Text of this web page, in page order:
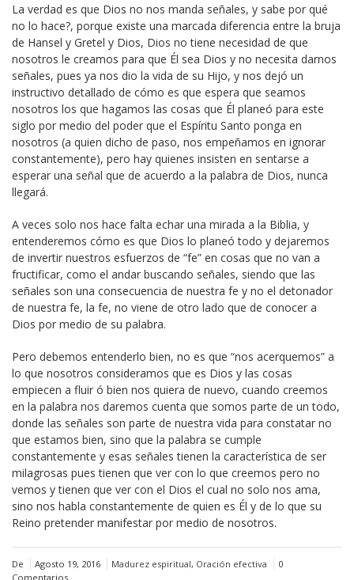
La verdad es que Dios no nos manda señales, y sabe por qué
no lo hace?, porque existe una marcada diferencia entre la bruja
de Hansel y Gretel y Dios, Dios no tiene necesidad de que
nosotros le creamos para que Él sea Dios y no necesita darnos
señales, pues ya nos dio la vida de su Hijo, y nos dejó un
instructivo detallado de cómo es que espera que seamos
nosotros los que hagamos las cosas que Él planeó para este
siglo por medio del poder que el Espíritu Santo ponga en
nosotros (a quien dicho de paso, nos empeñamos en ignorar
constantemente), pero hay quienes insisten en sentarse a
esperar una señal que de acuerdo a la palabra de Dios, nunca
llegará.
A veces solo nos hace falta echar una mirada a la Biblia, y
entenderemos cómo es que Dios lo planeó todo y dejaremos
de invertir nuestros esfuerzos de “fe” en cosas que no van a
fructificar, como el andar buscando señales, siendo que las
señales son una consecuencia de nuestra fe y no el detonador
de nuestra fe, la fe, no viene de otro lado que de conocer a
Dios por medio de su palabra.
Pero debemos entenderlo bien, no es que “nos acerquemos” a
lo que nosotros consideramos que es Dios y las cosas
empiecen a fluir ó bien nos quiera de nuevo, cuando creemos
en la palabra nos daremos cuenta que somos parte de un todo,
donde las señales son parte de nuestra vida para constatar no
que estamos bien, sino que la palabra se cumple
constantemente y esas señales tienen la característica de ser
milagrosas pues tienen que ver con lo que creemos pero no
vemos y tienen que ver con el Dios el cual no solo nos ama,
sino nos habla constantemente de quien es Él y de lo que su
Reino pretender manifestar por medio de nosotros.
De Agosto 19, 2016 Madurez espiritual, Oración efectiva
0
Comentarios